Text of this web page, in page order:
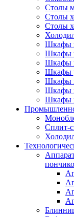
Столы
Столы
Столы
Шкафы
Шкафы
Шкафы
Шкафы
Шкафы
Шкафы
Шкафы
Сплит-